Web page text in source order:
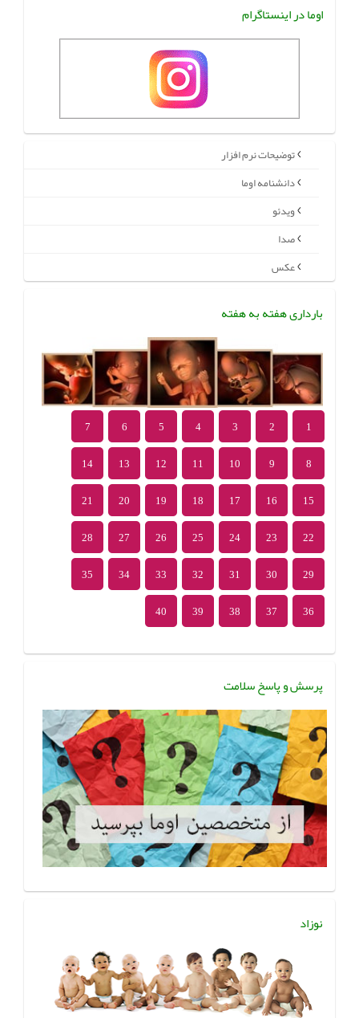
اوما در اینستاگرام
توضیحات نرم افزار
دانشنامه اوما
ویدئو
صدا
عکس
بارداری هفته به هفته
1
2
3
4
5
6
7
8
9
10
11
12
13
14
15
16
17
18
19
20
21
22
23
24
25
26
27
28
29
30
31
32
33
34
35
36
37
38
39
40
پرسش و پاسخ سلامت
نوزاد